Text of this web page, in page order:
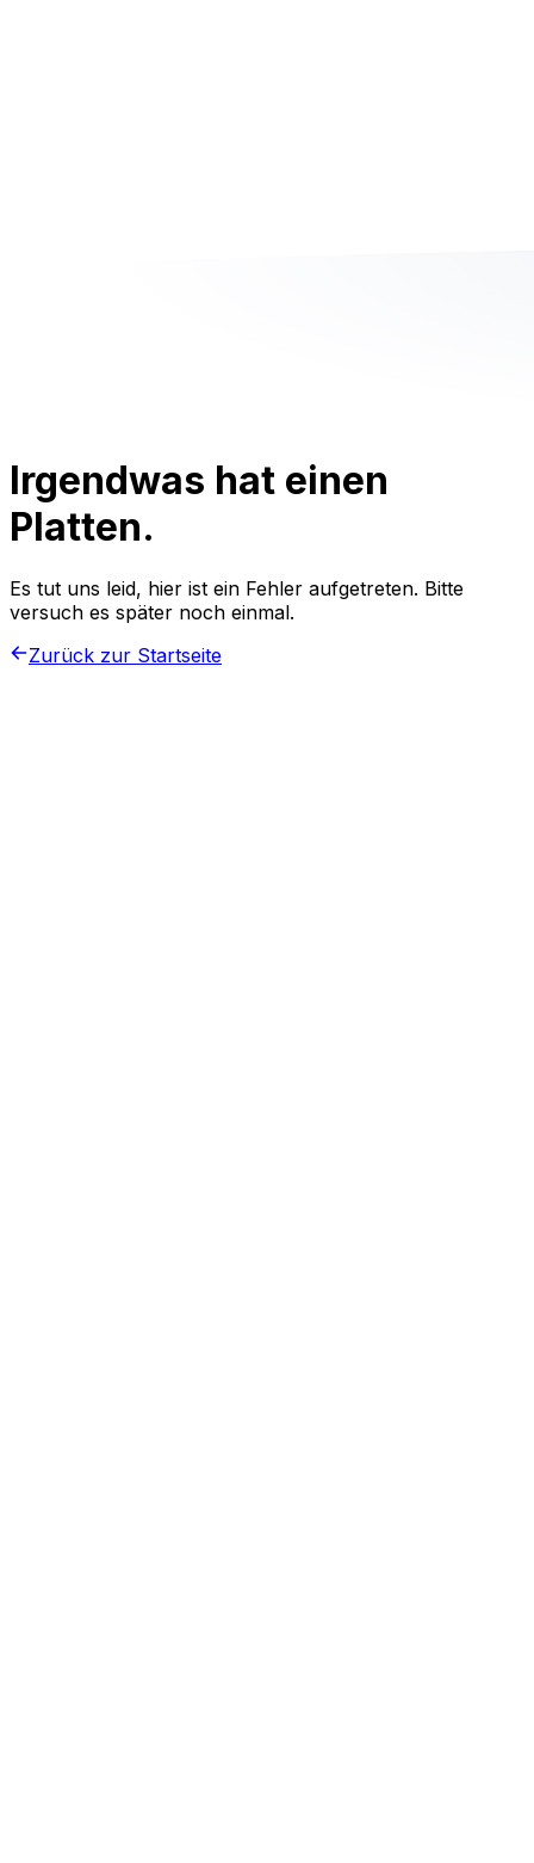
Irgendwas hat einen
Platten.
Es tut uns leid, hier ist ein Fehler aufgetreten. Bitte
versuch es später noch einmal.
Zurück zur Startseite